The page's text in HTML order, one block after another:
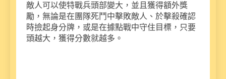
敵人可以使特戰兵頭部變大，並且獲得額外獎
勵，無論是在團隊死鬥中擊敗敵人、於擊殺確認
時撿起身分牌，或是在據點戰中守住目標，只要
頭越大，獲得分數就越多。